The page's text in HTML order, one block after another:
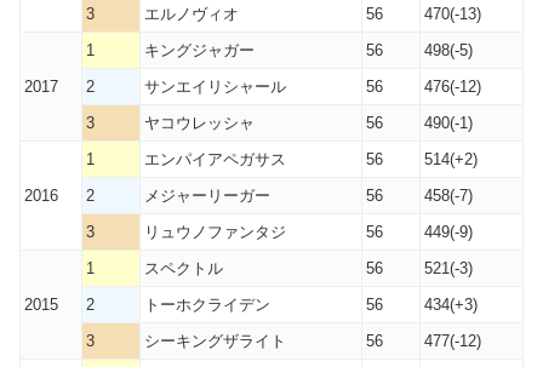
3
エルノヴィオ 56 470(-13)
2017
1 キングジャガー 56
498(-5)
2
サンエイリシャール 56
476(-12)
3
ヤコウレッシャ 56 490(-1)
2016
1 エンパイアペガサス 56
514(+2)
2
メジャーリーガー 56
458(-7)
3
リュウノファンタジ 56 449(-9)
2015
1 スペクトル 56
521(-3)
2
トーホクライデン 56
434(+3)
3
シーキングザライト 56 477(-12)